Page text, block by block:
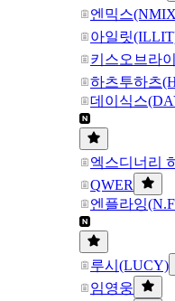
엔믹스
아일릿
키스오브라
하츠투하츠
데이식스
엑스디너리
QWER
엔플라잉
루시(LUCY)
임영웅